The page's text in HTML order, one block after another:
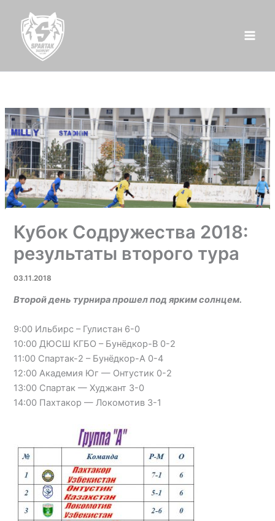
содержимому
Кубок Содружества 2018:
результаты второго тура
03.11.2018
Второй день турнира прошел под ярким солнцем.
9:00 Ильбирс – Гулистан 6-0
10:00 ДЮСШ КГБО – Бунёдкор-В 0-2
11:00 Спартак-2 – Бунёдкор-А 0-4
12:00 Академия Юг — Онтустик 0-2
13:00 Спартак — Худжант 3-0
14:00 Пахтакор — Локомотив 3-1